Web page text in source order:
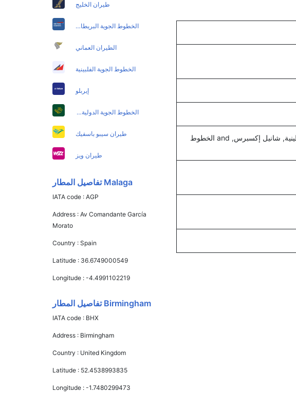
الخطوط الجوية الجيبوتية, رايان اير, , الخطوط الجوية الفلسطينية, شانيل إكسبرس, and الخطوط
طيران الخليج
الخطوط الجوية البريطانية
الطيران العماني
الخطوط الجوية الفلبينية
إيربلو
الخطوط الجوية الدولية الباكستانية
طيران سيبو باسفيك
طيران ويز
Malaga تفاصيل المطار
IATA code :AGP
Address :Av Comandante García
Morato
Country :Spain
Latitude : 36.6749000549
Longitude :-4.4991102219
Birmingham تفاصيل المطار
IATA code : BHX
Address : Birmingham
Country : United Kingdom
Latitude : 52.4538993835
Longitude :-1.7480299473